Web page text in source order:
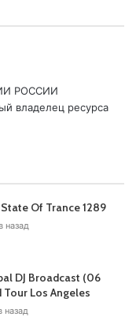
Before The Dawn
РОССИИ
владелец ресурса
Of Trance 1289
назад
DJ Broadcast (06
Los Angeles
назад